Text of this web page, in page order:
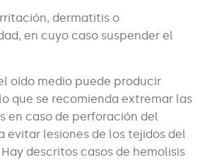
dermatitis o
en cuyo caso suspender el
oído medio puede producir
que se recomienda extremar las
en caso de perforación del
evitar lesiones de los tejidos del
descritos casos de hemolisis